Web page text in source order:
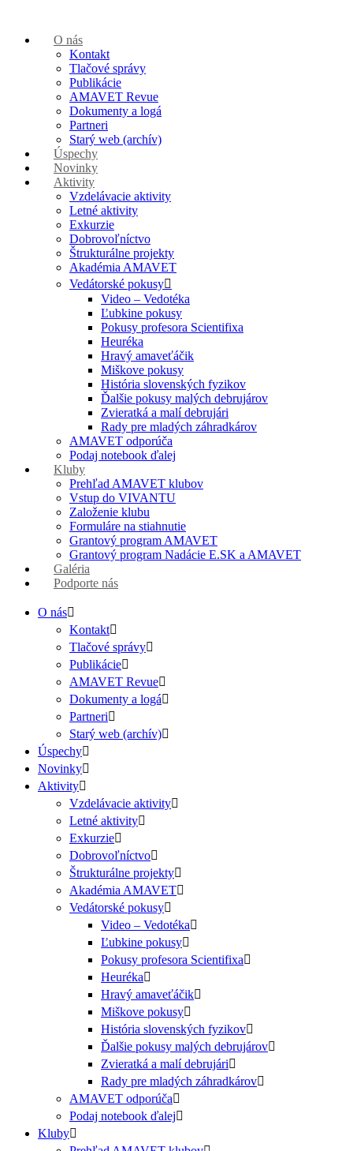
O nás
Kontakt
Tlačové správy
Publikácie
AMAVET Revue
Dokumenty a logá
Partneri
Starý web (archív)
Úspechy
Novinky
Aktivity
Vzdelávacie aktivity
Letné aktivity
Exkurzie
Dobrovoľníctvo
Štrukturálne projekty
Akadémia AMAVET
Vedátorské pokusy
Video – Vedotéka
Ľubkine pokusy
Pokusy profesora Scientifixa
Heuréka
Hravý amaveťáčik
Miškove pokusy
História slovenských fyzikov
Ďalšie pokusy malých debrujárov
Zvieratká a malí debrujári
Rady pre mladých záhradkárov
AMAVET odporúča
Podaj notebook ďalej
Kluby
Prehľad AMAVET klubov
Vstup do VIVANTU
Založenie klubu
Formuláre na stiahnutie
Grantový program AMAVET
Grantový program Nadácie E.SK a AMAVET
Galéria
Podporte nás
O nás
Kontakt
Tlačové správy
Publikácie
AMAVET Revue
Dokumenty a logá
Partneri
Starý web (archív)
Úspechy
Novinky
Aktivity
Vzdelávacie aktivity
Letné aktivity
Exkurzie
Dobrovoľníctvo
Štrukturálne projekty
Akadémia AMAVET
Vedátorské pokusy
Video – Vedotéka
Ľubkine pokusy
Pokusy profesora Scientifixa
Heuréka
Hravý amaveťáčik
Miškove pokusy
História slovenských fyzikov
Ďalšie pokusy malých debrujárov
Zvieratká a malí debrujári
Rady pre mladých záhradkárov
AMAVET odporúča
Podaj notebook ďalej
Kluby